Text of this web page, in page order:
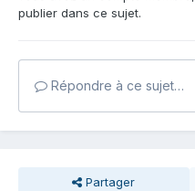
publier dans ce sujet.
Répondre à ce sujet…
Partager